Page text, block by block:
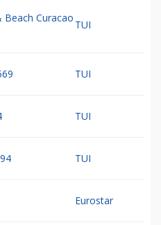
Beach Curacao
TUI
TUI
TUI
TUI
Eurostar